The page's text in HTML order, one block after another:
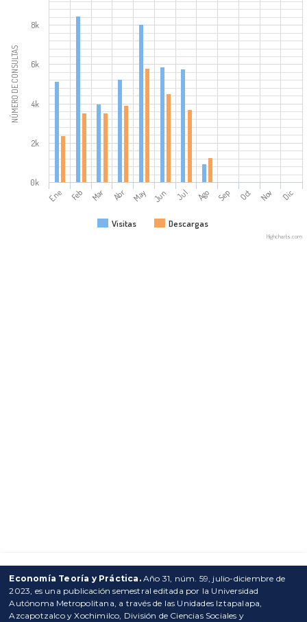
NÚMERO DE CONSULTAS
Visitas Descargas
Ene Feb Mar Abr May Jun Jul Ago Sep Oct Nov Dic
0k
2k
4k
6k
8k
Highcharts.com
Economía Teoría y Práctica.Año 31, núm. 59, julio-diciembre de
2023, es una publicación semestral editada por la Universidad
Autónoma Metropolitana, a través de las Unidades Iztapalapa,
Azcapotzalco y Xochimilco, División de Ciencias Sociales y